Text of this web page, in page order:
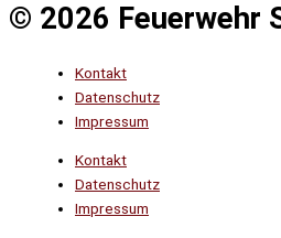
© 2026 Feuerwehr
Kontakt
Datenschutz
Impressum
Kontakt
Datenschutz
Impressum